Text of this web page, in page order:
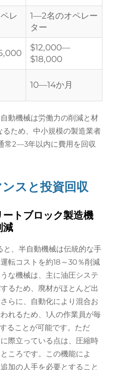
レ
1—2名のオペレー
ター
$12,000—
$18,000
10—14か月
動機械は労働力の削減と材
ため、中小規模の製造業者
常2—3年以内に費用を回収
スと投資回収
トブロック製造機
減
、半自動機械は伝統的な手
転コストを約18～30％削減
な機械は、主に油圧システ
るため、廃材がほとんど出
らに、自動化により混合お
れるため、1人の作業員が毎
ることが可能です。ただ
際立っている点は、圧縮時
ころです。この機能によ
加の人手を必要とすること